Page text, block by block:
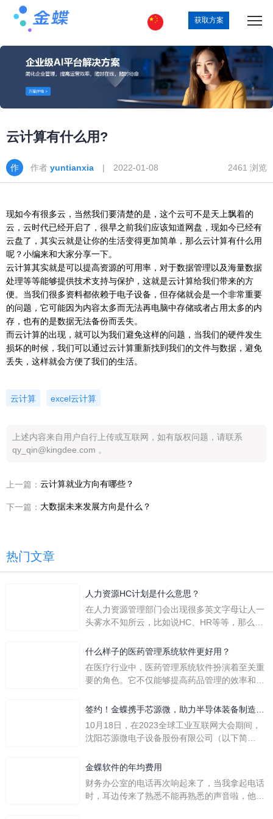
获取方案
云计算有什么用?
作者 yuntianxia | 2022-01-08 2461 浏览
现如今有很多云，当然我们要清楚的是，这个云可不是天上飘着的
云，云时代已经开启了，很早之前我们应该知道网盘，现如今已经有
云盘了，其实云就是让你的生活变得更加简单，那么云计算有什么用
呢？小编来和大家分享一下。
云计算其实就是可以提高资源的可用率，对于数据管理以及海量数据
处理等等能够提供技术支持与保护，这就是云计算给我们带来的方
便。当我们很多资料都依赖于电子设备，但存储就会是一个非常重要
的问题，它可能因为内容太多而无法再电脑中存储或者占用太多的内
存，也有的是数据无法备份而丢失。
而云计算的出现，就可以为我们避免这样的问题，当我们的硬件发生
损坏的时候，我们可以通过云计算重新找到我们的文件与数据，避免
丢失，这样就会方便了我们的生活。
云计算 excel云计算
上述内容来自用户自行上传或互联网，如有版权问题，请联系
qy_qin@kingdee.com 。
上一篇： 云计算就业方向有哪些？
下一篇： 大数据未来发展方向是什么？
热门文章
人力资源HC计划是什么意思？
在人力资源管理部门会出现很多英文字母让人一
头雾水不知所云，比如说HC、HR等等，那么它
么呢？
什么样子的医药管理系统软件更好用？
在医疗行业中，医药管理系统软件扮演着至关重
要的角色。它不仅能够提高药品管理的效率和准
一个好用的医药管理系统软件应具备以下特点。
地进行操作。 复杂的
签约！金蝶携手芯源微，助力半导体装备制造领
先企业迈向世界
10月18日，在2023全球工业互联网大会期间，
沈阳芯源微电子设备股份有限公司（以下简
下简称“金蝶”）在辽宁沈阳签署战略合作协议。
营管控平台，从而实现公司产研一体化、业财一
体化，提升公司整体业务水平。
金蝶软件的年均费用
财务办公室的电话再次响起来了，当我拿起电话
时，耳边传来了熟悉不能再熟悉的声音啦，他就